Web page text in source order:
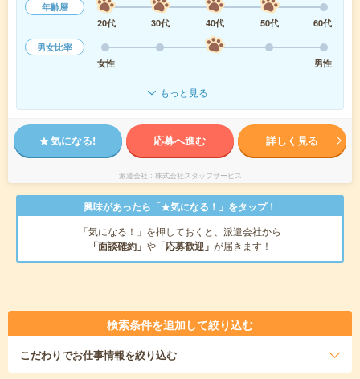
年齢層
20代
30代 40代 50代
60代
男女比率
女性
男性
もっと見る
気になる! 応募へ進む 詳しく見る
派遣会社 株式会社スタッフサービス
興味があったら「★気になる！」をタップ！
「気になる！」を押しておくと、派遣会社から
「面談確約」 や 「応募歓迎」 が届きます！
検索条件を追加して絞り込む
こだわりでお仕事情報を絞り込む